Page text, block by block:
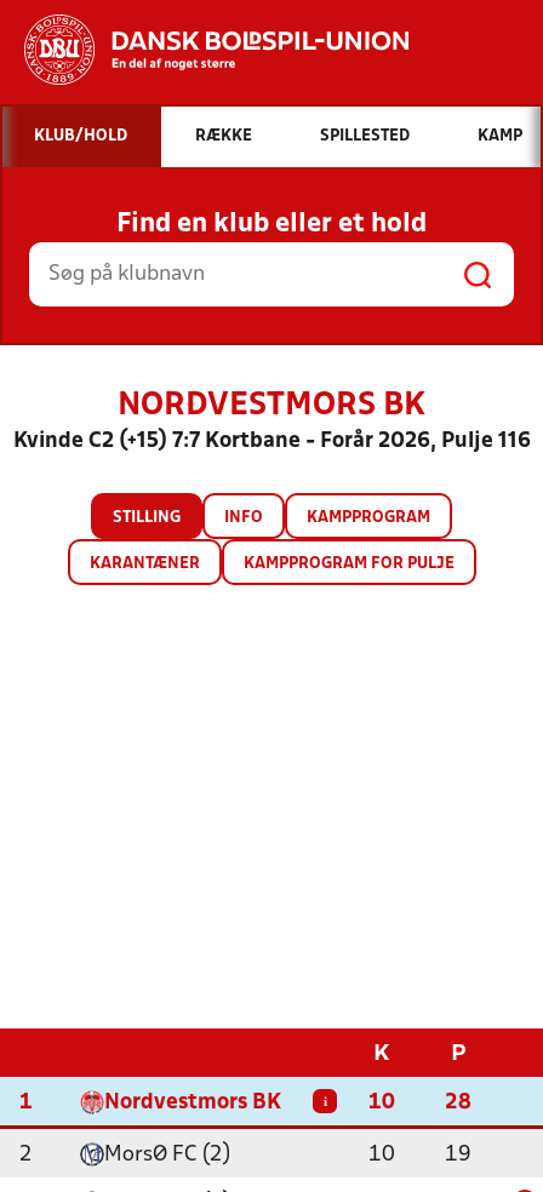
Hvad vil du søge efter?
INDHOLD OG NYHEDER
STILLINGER, RESULTATER, KLUBBER OG
HOLD
KLUB/HOLD RÆKKE SPILLESTED KAMP
Find en klub eller et hold
NORDVESTMORS BK
Kvinde C2 (+15) 7:7 Kortbane - Forår 2026, Pulje 116
STILLING INFO KAMPPROGRAM
KARANTÆNER KAMPPROGRAM FOR PULJE
K P
1 Nordvestmors BK i 10 28
2 MorsØ FC (2) 10 19